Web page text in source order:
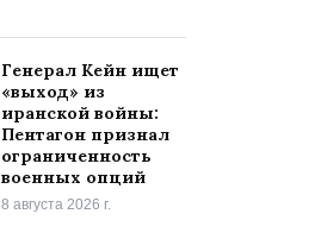
Генерал Кейн ищет
«выход» из
иранской войны:
Пентагон признал
ограниченность
военных опций
8 августа 2026 г.